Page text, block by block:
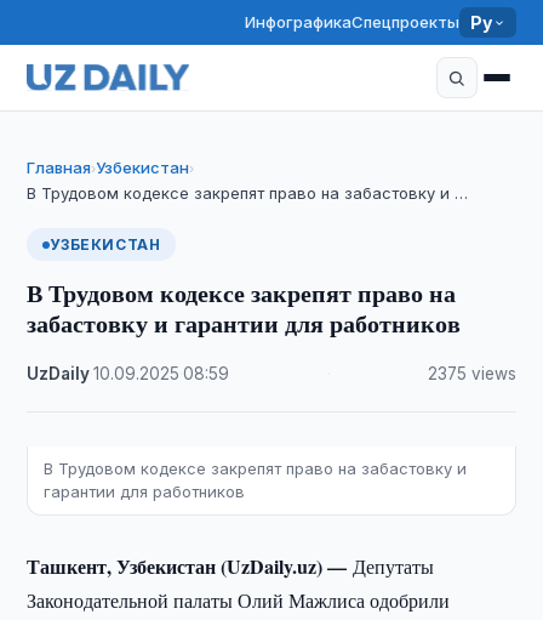
ИнфографикаСпецпроекты Ру
Главная›Узбекистан›
В Трудовом кодексе закрепят право на забастовку и …
УЗБЕКИСТАН
В Трудовом кодексе закрепят право на
забастовку и гарантии для работников
UzDaily·10.09.2025 ·08:59 2375 views
В Трудовом кодексе закрепят право на забастовку и
гарантии для работников
Ташкент, Узбекистан (UzDaily.uz) —Депутаты
Законодательной палаты Олий Мажлиса одобрили